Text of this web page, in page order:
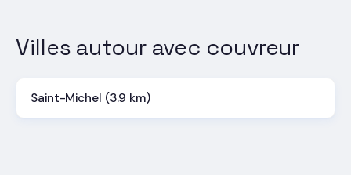
Villes autour avec couvreur
Saint-Michel (3.9 km)